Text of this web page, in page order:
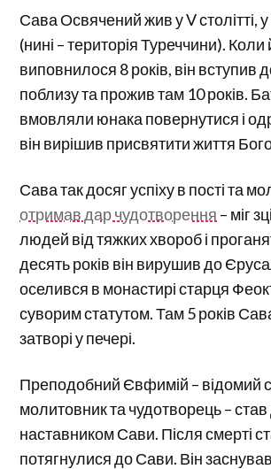
Сава Освячений жив у V столітті, у
(нині – територія Туреччини).
виповнилося 8 років, він вступив
поблизу та прожив там 10 років.
вмовляли юнака повернутися і
він вирішив присвятити життя
Сава так досяг успіху в пості та
отримав дар чудотворення – міг
людей від тяжких хвороб і
десять років він вирушив до
оселився в монастирі старця
суворим статутом. Там 5 років
затворі у печері.
Преподобний Євфимій – відомий
молитовник та чудотворець –
наставником Сави. Після смерті
потягнулися до Сави. Він